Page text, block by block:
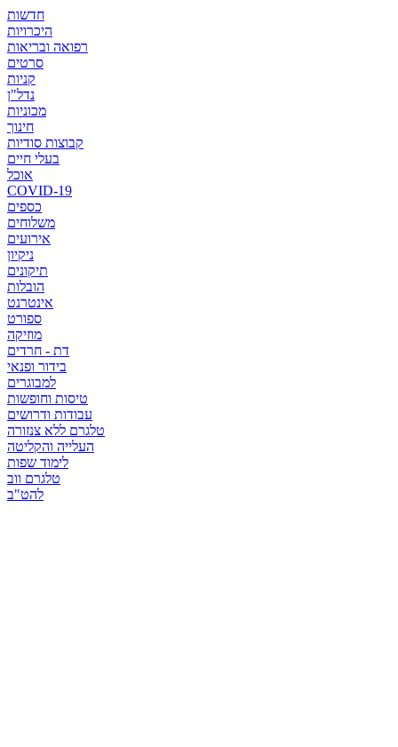
חדשות
היכרויות
רפואה ובריאות
סרטים
קניות
נדל"ן
מכוניות
חינוך
קבוצות סודיות
בעלי חיים
אוכל
COVID-19
כספים
משלוחים
אירועים
ניקיון
תיקונים
הובלות
אינטרנט
ספורט
מוזיקה
דת - חרדים
בידור ופנאי
למבוגרים
טיסות וחופשות
עבודות ודרושים
טלגרם ללא צנזורה
העלייה והקליטה
לימוד שפות
טלגרם ווב
להט"ב